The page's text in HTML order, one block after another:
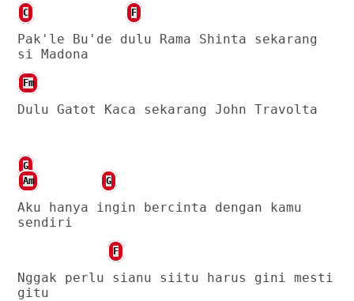
C F
Pak'le Bu'de dulu Rama Shinta sekarang
si Madona
Fm
Dulu Gatot Kaca sekarang John Travolta
G
Am
G
Aku hanya ingin bercinta dengan kamu
sendiri
F
Nggak perlu sianu siitu harus gini mesti
gitu